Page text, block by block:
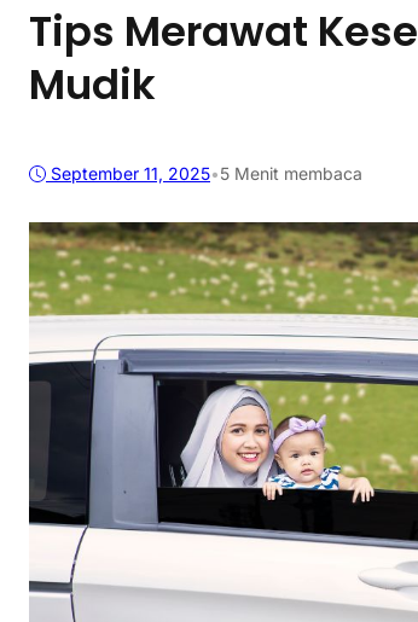
Tips Merawat
Mudik
September 11, 2025•5 Menit membaca